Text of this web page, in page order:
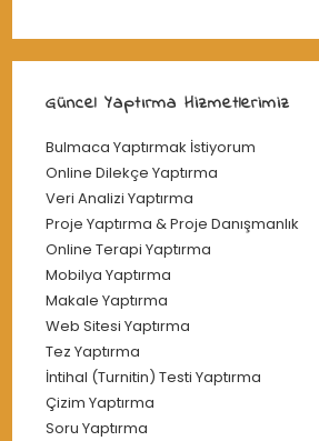
Güncel Yaptırma Hizmetlerimiz
Bulmaca Yaptırmak İstiyorum
Online Dilekçe Yaptırma
Veri Analizi Yaptırma
Proje Yaptırma & Proje Danışmanlık
Online Terapi Yaptırma
Mobilya Yaptırma
Makale Yaptırma
Web Sitesi Yaptırma
Tez Yaptırma
İntihal (Turnitin) Testi Yaptırma
Çizim Yaptırma
Soru Yaptırma